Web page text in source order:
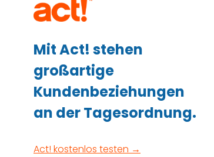
Mit Act! stehen
großartige
Kundenbeziehungen
an der Tagesordnung.
Act! kostenlos testen →